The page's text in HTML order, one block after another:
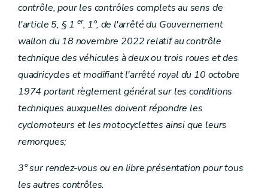
contrôle, pour les contrôles complets au sens de
l'article 5, § 1 er, 1°, de l'arrêté du Gouvernement
wallon du 18 novembre 2022 relatif au contrôle
technique des véhicules à deux ou trois roues et des
quadricycles et modifiant l'arrêté royal du 10 octobre
1974 portant règlement général sur les conditions
techniques auxquelles doivent répondre les
cyclomoteurs et les motocyclettes ainsi que leurs
remorques;
3° sur rendez-vous ou en libre présentation pour tous
les autres contrôles.